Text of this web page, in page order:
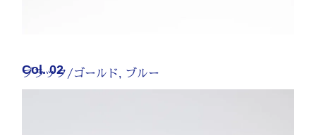
Col. 02
ブラック/ゴールド, ブルー